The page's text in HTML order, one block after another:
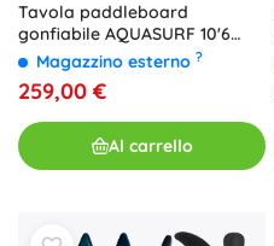
Tavola paddleboard
gonfiabile AQUASURF 10'6
(320 × 84 × 15 cm) con set
Neo‑Sport
Magazzino esterno ?
259,00 €
Al carrello